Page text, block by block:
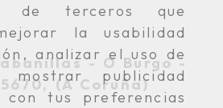
de terceros que
la usabilidad
analizar el uso de
publicidad
con tus preferencias
- O Burgo -
(A Coruña)